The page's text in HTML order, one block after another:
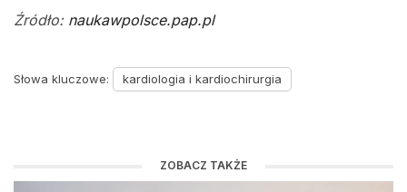
Źródło: naukawpolsce.pap.pl
Słowa kluczowe: kardiologia i kardiochirurgia
ZOBACZ TAKŻE